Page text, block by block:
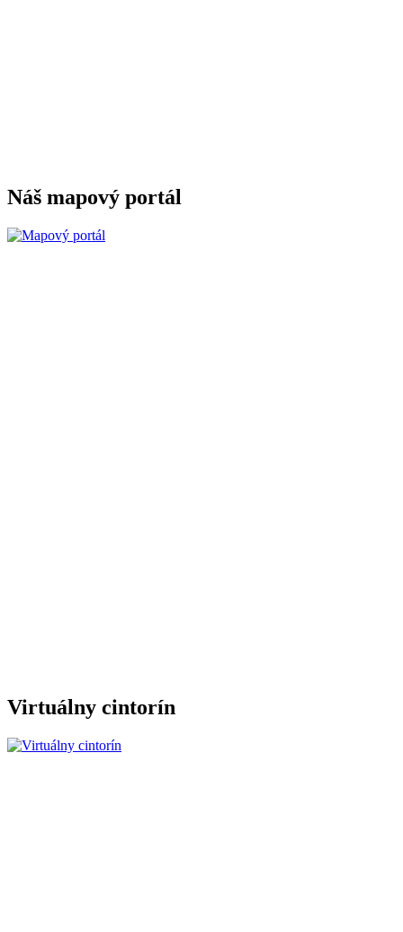
Náš mapový portál
Virtuálny cintorín